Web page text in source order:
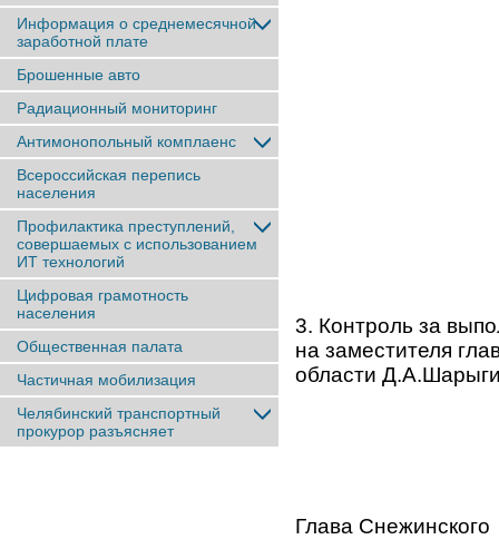
Информация о среднемесячной
заработной плате
Брошенные авто
Радиационный мониторинг
Антимонопольный комплаенс
Всероссийская перепись
населения
Профилактика преступлений,
совершаемых с использованием
ИТ технологий
Цифровая грамотность
населения
Общественная палата
Частичная мобилизация
Челябинский транспортный
прокурор разъясняет
3. Контроль за
на заместителя
области
Глава Снежинского